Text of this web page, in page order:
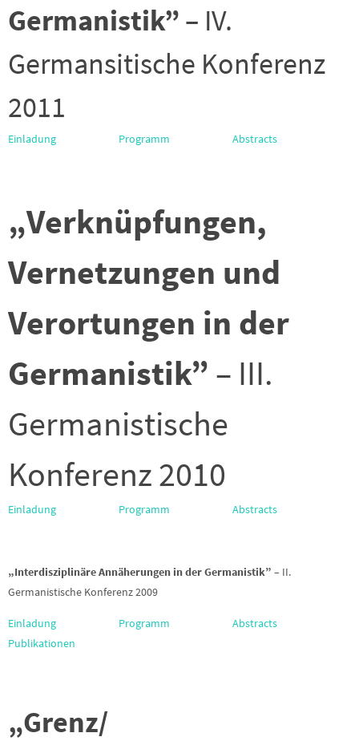
Germanistik” – IV.
Germansitische Konferenz
2011
Einladung Programm Abstracts
„Verknüpfungen,
Vernetzungen und
Verortungen in der
Germanistik” – III.
Germanistische
Konferenz 2010
Einladung Programm Abstracts
„Interdisziplinäre Annäherungen in der Germanistik” – II.
Germanistische Konferenz 2009
Einladung Programm
Abstracts
Publikationen
„Grenz/